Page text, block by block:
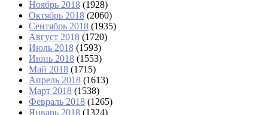
Ноябрь 2018 (1928)
Октябрь 2018 (2060)
Сентябрь 2018 (1935)
Август 2018 (1720)
Июль 2018 (1593)
Июнь 2018 (1553)
Май 2018 (1715)
Апрель 2018 (1613)
Март 2018 (1538)
Февраль 2018 (1265)
Январь 2018 (1324)